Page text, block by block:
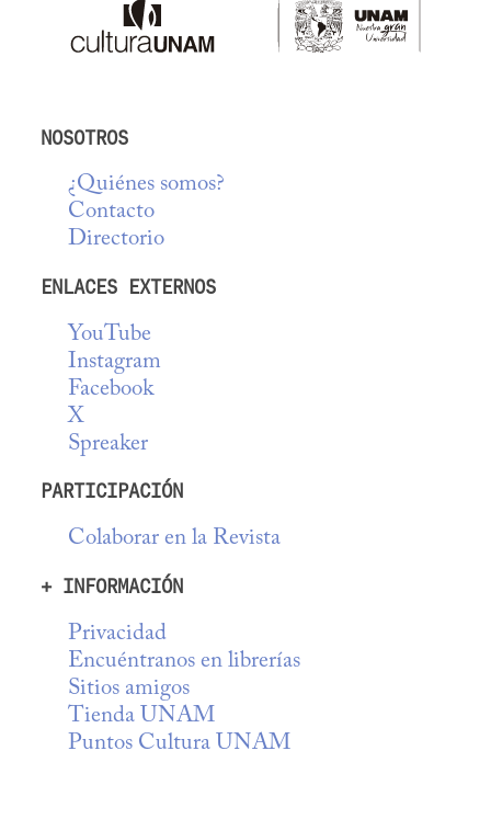
NOSOTROS
¿Quiénes somos?
Contacto
Directorio
ENLACES EXTERNOS
YouTube
Instagram
Facebook
X
Spreaker
PARTICIPACIÓN
Colaborar en la Revista
+ INFORMACIÓN
Privacidad
Encuéntranos en librerías
Sitios amigos
Tienda UNAM
Puntos Cultura UNAM